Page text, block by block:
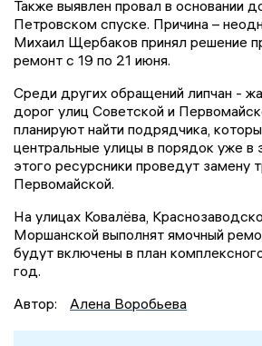
Также выявлен провал в основании
Петровском спуске. Причина –
Михаил Щербаков принял решение
ремонт с 19 по 21 июня.
Среди других обращений липчан -
дорог улиц Советской и
планируют найти подрядчика,
центральные улицы в порядок уже в
этого ресурсники проведут замену
Первомайской.
На улицах Ковалёва,
Моршанской выполнят ямочный
будут включены в план
год.
Автор:
Алена Воробьева